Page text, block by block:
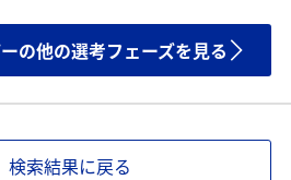
の他の選考フェーズを見る
検索結果に戻る